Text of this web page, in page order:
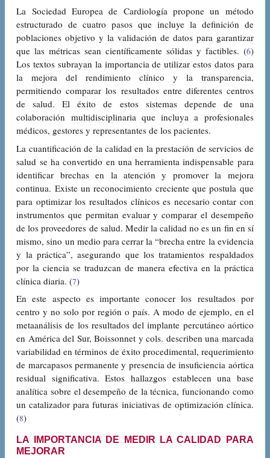
La Sociedad Europea de Cardiología propone un método
estructurado de cuatro pasos que incluye la definición de
poblaciones objetivo y la validación de datos para garantizar
que las métricas sean científicamente sólidas y factibles. (6)
Los textos subrayan la importancia de utilizar estos datos para
la mejora del rendimiento clínico y la transparencia,
permitiendo comparar los resultados entre diferentes centros
de salud. El éxito de estos sistemas depende de una
colaboración multidisciplinaria que incluya a profesionales
médicos, gestores y representantes de los pacientes.
La cuantificación de la calidad en la prestación de servicios de
salud se ha convertido en una herramienta indispensable para
identificar brechas en la atención y promover la mejora
continua. Existe un reconocimiento creciente que postula que
para optimizar los resultados clínicos es necesario contar con
instrumentos que permitan evaluar y comparar el desempeño
de los proveedores de salud. Medir la calidad no es un fin en sí
mismo, sino un medio para cerrar la “brecha entre la evidencia
y la práctica”, asegurando que los tratamientos respaldados
por la ciencia se traduzcan de manera efectiva en la práctica
clínica diaria. (7)
En este aspecto es importante conocer los resultados por
centro y no solo por región o país. A modo de ejemplo, en el
metaanálisis de los resultados del implante percutáneo aórtico
en América del Sur, Boissonnet y cols. describen una marcada
variabilidad en términos de éxito procedimental, requerimiento
de marcapasos permanente y presencia de insuficiencia aórtica
residual significativa. Estos hallazgos establecen una base
analítica sobre el desempeño de la técnica, funcionando como
un catalizador para futuras iniciativas de optimización clínica.
(8)
LA IMPORTANCIA DE MEDIR LA CALIDAD PARA
MEJORAR